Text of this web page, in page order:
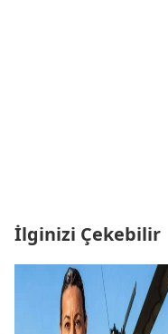
İlginizi Çekebilir